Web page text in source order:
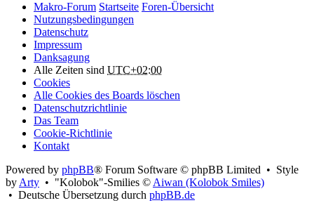
Makro-Forum Startseite Foren-Übersicht
Nutzungsbedingungen
Datenschutz
Impressum
Danksagung
Alle Zeiten sind UTC+02:00
Cookies
Alle Cookies des Boards löschen
Datenschutzrichtlinie
Das Team
Cookie-Richtlinie
Kontakt
Powered by phpBB® Forum Software © phpBB Limited • Style
by Arty • "Kolobok"-Smilies © Aiwan (Kolobok Smiles)
• Deutsche Übersetzung durch phpBB.de